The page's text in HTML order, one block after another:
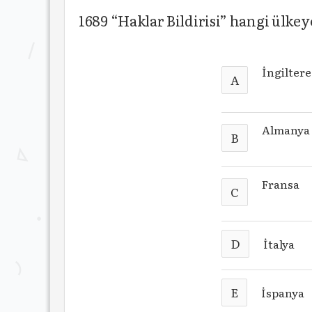
1689 “Haklar Bildirisi” hangi
A İngiltere
B Almanya
C Fransa
D İtalya
E İspanya